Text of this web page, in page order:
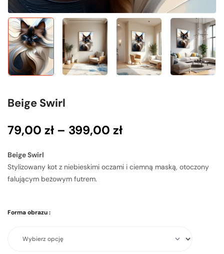
Beige Swirl
79,00 zł – 399,00 zł
Beige Swirl
Stylizowany kot z niebieskimi oczami i ciemną maską, otoczony
falującym beżowym futrem.
Forma obrazu: